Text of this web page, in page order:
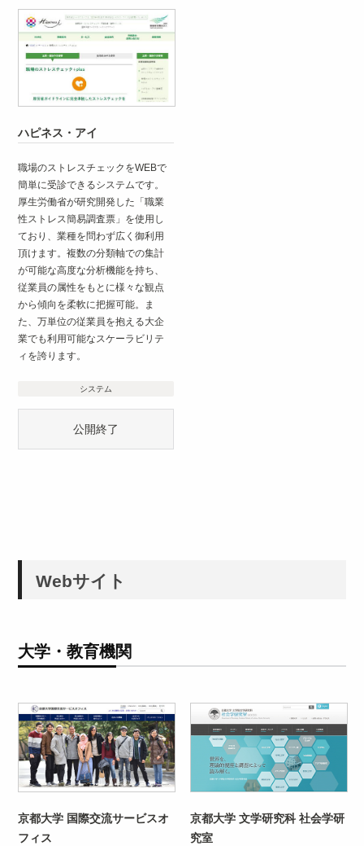
ハピネス・アイ
職場のストレスチェックをWEBで
簡単に受診できるシステムです。
厚生労働省が研究開発した「職業
性ストレス簡易調査票」を使用し
ており、業種を問わず広く御利用
頂けます。複数の分類軸での集計
が可能な高度な分析機能を持ち、
従業員の属性をもとに様々な観点
から傾向を柔軟に把握可能。ま
た、万単位の従業員を抱える大企
業でも利用可能なスケーラビリテ
ィを誇ります。
システム
公開終了
Webサイト
大学・教育機関
京都大学 国際交流サービスオ
フィス
京都大学 文学研究科 社会学研
究室